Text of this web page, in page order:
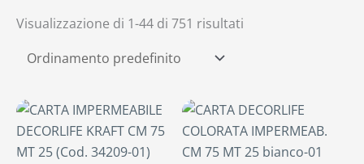
Visualizzazione di 1-44 di 751 risultati